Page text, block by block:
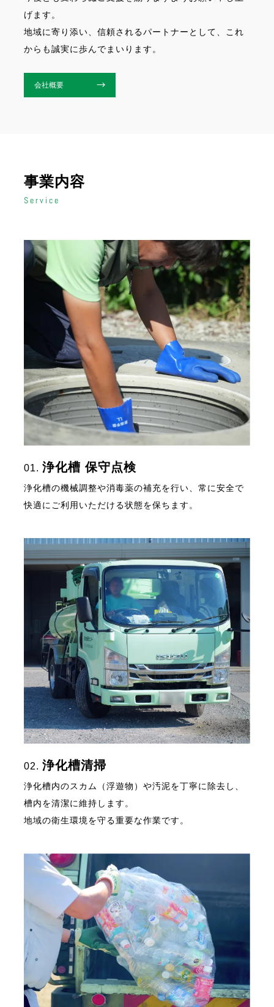
げます。
地域に寄り添い、信頼されるパートナーとして、これ
からも誠実に歩んでまいります。
会社概要
Service
事業内容
01. 浄化槽 保守点検
浄化槽の機械調整や消毒薬の補充を行い、常に安全で
快適にご利用いただける状態を保ちます。
02. 浄化槽清掃
浄化槽内のスカム（浮遊物）や汚泥を丁寧に除去し、
槽内を清潔に維持します。
地域の衛生環境を守る重要な作業です。